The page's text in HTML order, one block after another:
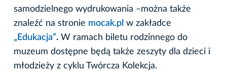
samodzielnego wydrukowania –można także
znaleźć na stronie mocak.pl w zakładce
„Edukacja”. W ramach biletu rodzinnego do
muzeum dostępne będą także zeszyty dla dzieci i
młodzieży z cyklu Twórcza Kolekcja.